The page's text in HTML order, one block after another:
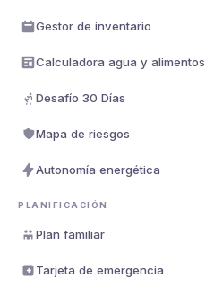
Gestor de inventario
Calculadora agua y alimentos
Desafío 30 Días
Mapa de riesgos
Autonomía energética
PLANIFICACIÓN
Plan familiar
Tarjeta de emergencia